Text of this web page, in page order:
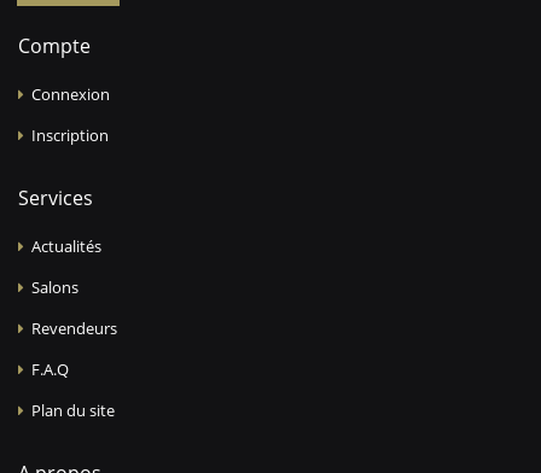
Compte
Connexion
Inscription
Services
Actualités
Salons
Revendeurs
F.A.Q
Plan du site